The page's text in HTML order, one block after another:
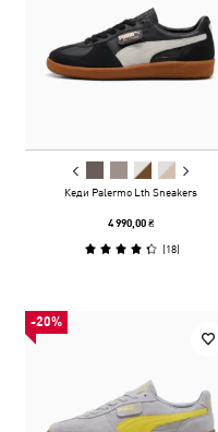
Кеди Palermo Lth Sneakers
4 990,00 ₴
(18)
-20%